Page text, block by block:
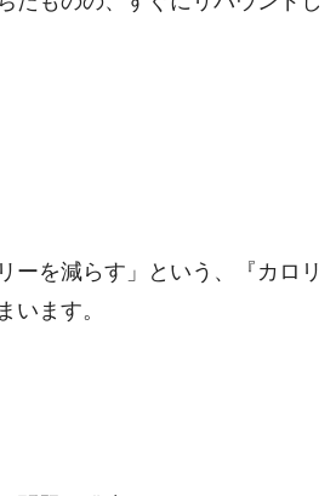
ーを減らす」という、『カロリ
います。